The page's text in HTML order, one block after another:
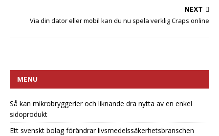
NEXT
Via din dator eller mobil kan du nu spela verklig Craps online
MENU
Så kan mikrobryggerier och liknande dra nytta av en enkel
sidoprodukt
Ett svenskt bolag förändrar livsmedelssäkerhetsbranschen